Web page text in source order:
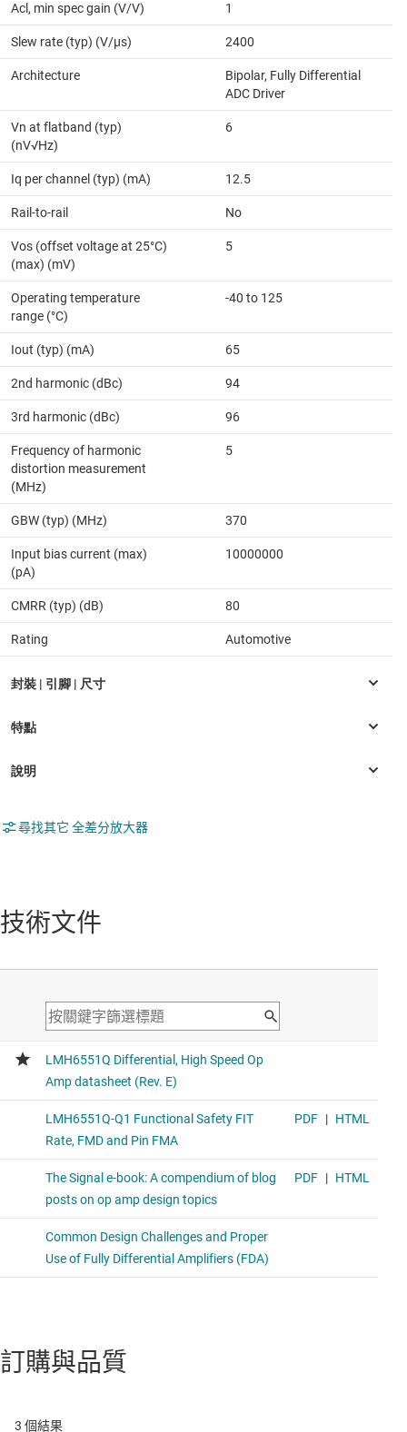
Acl, min spec gain (V/V) 1
Slew rate (typ) (V/µs) 2400
Architecture
Bipolar, Fully Differential
ADC Driver
Vn at flatband (typ)
(nV√Hz)
6
Iq per channel (typ) (mA) 12.5
Rail-to-rail No
Vos (offset voltage at 25°C)
(max) (mV)
5
Operating temperature
range (°C)
-40 to 125
Iout (typ) (mA) 65
2nd harmonic (dBc) 94
3rd harmonic (dBc) 96
Frequency of harmonic
distortion measurement
(MHz)
5
GBW (typ) (MHz) 370
Input bias current (max)
(pA)
10000000
CMRR (typ) (dB) 80
Rating Automotive
尋找其它 全差分放大器
技術文件
訂購與品質